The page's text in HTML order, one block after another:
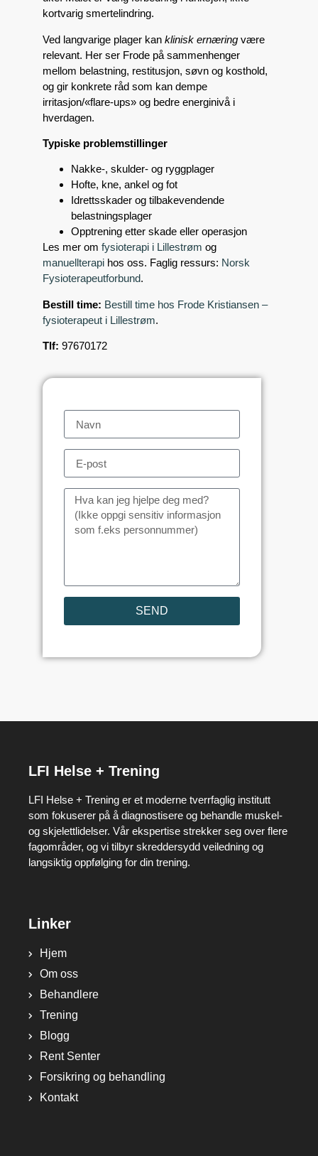
kortvarig smertelindring.
Ved langvarige plager kan klinisk ernæring være
relevant. Her ser Frode på sammenhenger
mellom belastning, restitusjon, søvn og kosthold,
og gir konkrete råd som kan dempe
irritasjon/«flare-ups» og bedre energinivå i
hverdagen.
Typiske problemstillinger
Nakke-, skulder- og ryggplager
Hofte, kne, ankel og fot
Idrettsskader og tilbakevendende
belastningsplager
Opptrening etter skade eller operasjon
Les mer om fysioterapi i Lillestrøm og
manuellterapi hos oss. Faglig ressurs: Norsk
Fysioterapeutforbund.
Bestill time: Bestill time hos Frode Kristiansen –
fysioterapeut i Lillestrøm.
Tlf: 97670172
SEND
LFI Helse + Trening
LFI Helse + Trening er et moderne tverrfaglig institutt
som fokuserer på å diagnostisere og behandle muskel-
og skjelettlidelser. Vår ekspertise strekker seg over flere
fagområder, og vi tilbyr skreddersydd veiledning og
langsiktig oppfølging for din trening.
Linker
Hjem
Om oss
Behandlere
Trening
Blogg
Rent Senter
Forsikring og behandling
Kontakt